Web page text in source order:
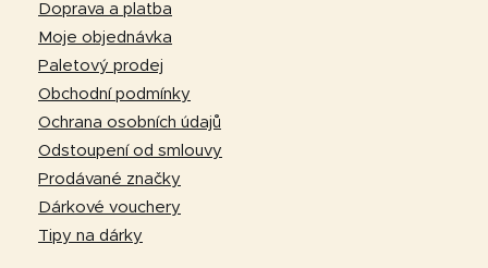
Doprava a platba
Moje objednávka
Paletový prodej
Obchodní podmínky
Ochrana osobních údajů
Odstoupení od smlouvy
Prodávané značky
Dárkové vouchery
Tipy na dárky